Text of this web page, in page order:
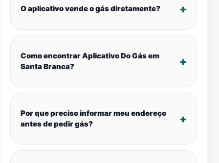
O aplicativo vende o gás diretamente?
Como encontrar Aplicativo Do Gás em
Santa Branca?
Por que preciso informar meu endereço
antes de pedir gás?